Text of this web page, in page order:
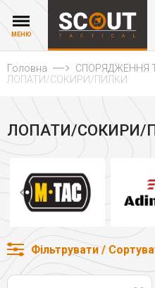
МЕНЮ
Головна
СПОРЯДЖЕННЯ
ЛОПАТИ/СОКИРИ/ПИЛКИ
ЛОПАТИ/СОКИРИ/
Фільтрувати /